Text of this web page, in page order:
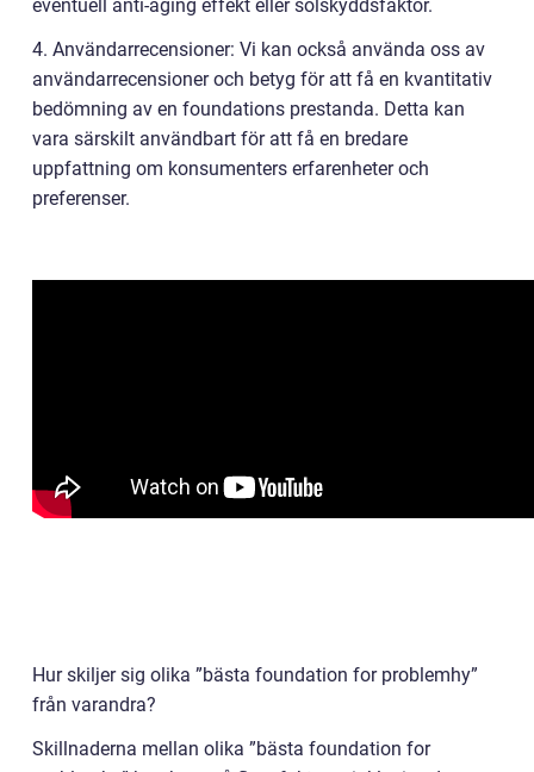
eventuell anti-aging effekt eller solskyddsfaktor.
4. Användarrecensioner: Vi kan också använda oss av
användarrecensioner och betyg för att få en kvantitativ
bedömning av en foundations prestanda. Detta kan
vara särskilt användbart för att få en bredare
uppfattning om konsumenters erfarenheter och
preferenser.
Hur skiljer sig olika ”bästa foundation for problemhy”
från varandra?
Skillnaderna mellan olika ”bästa foundation for